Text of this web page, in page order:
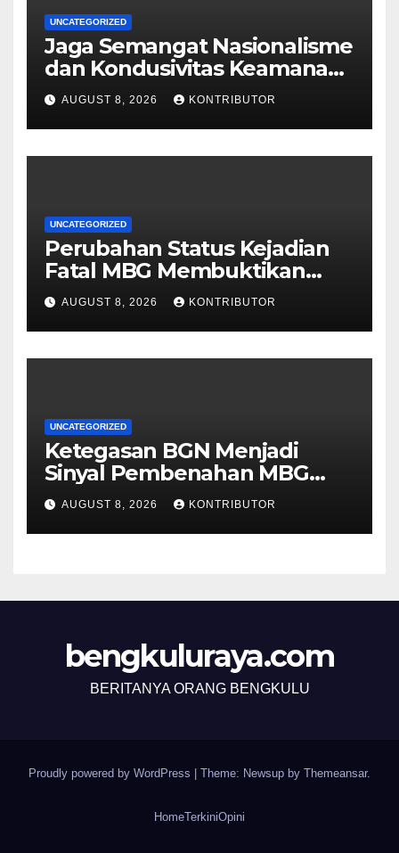
UNCATEGORIZED
Jaga Semangat Nasionalisme
dan Kondusivitas Keamanan
Papua Jelang HUT Ke-81 RI
AUGUST 8, 2026 KONTRIBUTOR
UNCATEGORIZED
Perubahan Status Kejadian
Fatal MBG Membuktikan
Pemerintah Tidak Main-main
AUGUST 8, 2026 KONTRIBUTOR
UNCATEGORIZED
Ketegasan BGN Menjadi
Sinyal Pembenahan MBG
Berjalan Lebih Serius
AUGUST 8, 2026 KONTRIBUTOR
bengkuluraya.com
BERITANYA ORANG BENGKULU
Proudly powered by WordPress Theme: Newsup by Themeansar.
HomeTerkiniOpini